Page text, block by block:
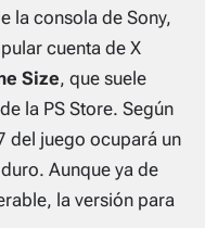
la consola de Sony,
cuenta de X
Size, que suele
la PS Store. Según
del juego ocupará un
Aunque ya de
la versión para